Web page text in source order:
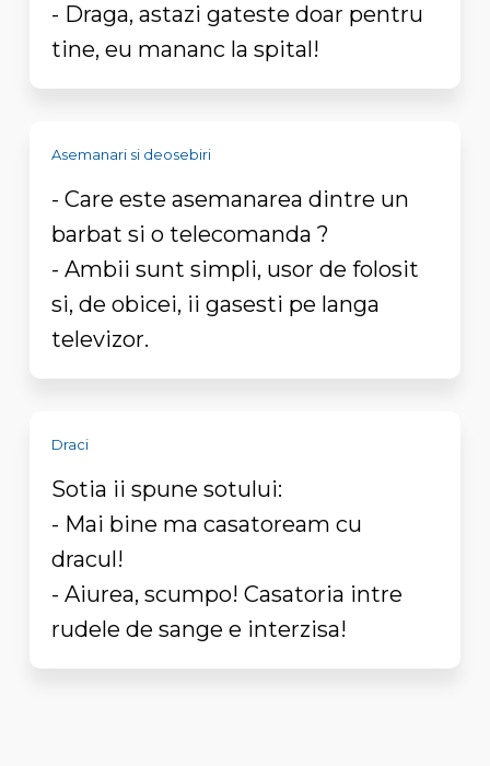
- Draga, astazi gateste doar pentru
tine, eu mananc la spital!
Asemanari si deosebiri
- Care este asemanarea dintre un
barbat si o telecomanda ?
- Ambii sunt simpli, usor de folosit
si, de obicei, ii gasesti pe langa
televizor.
Draci
Sotia ii spune sotului:
- Mai bine ma casatoream cu
dracul!
- Aiurea, scumpo! Casatoria intre
rudele de sange e interzisa!